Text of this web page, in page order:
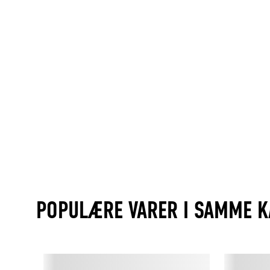
POPULÆRE VARER I SAMME